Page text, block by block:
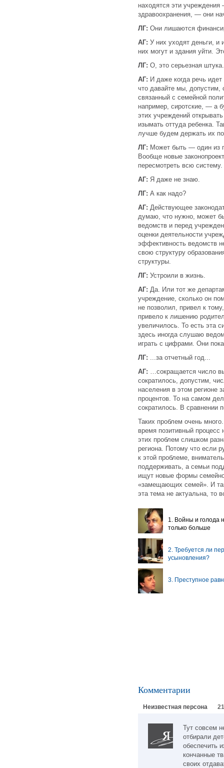
находятся эти
здравоохранения, — они
ЛГ: Они лишаются
АГ: У них уходят деньги, и
них могут и здания уйти.
ЛГ: О, это серьезная штука.
АГ: И даже когда речь
что давайте мы, допустим,
связанный с семейной
например, сиротские, — а
этих учреждений
изымать оттуда ребенка.
лучше будем держать их
ЛГ: Может быть — один из
Вообще новые
пересмотреть всю
АГ: Я даже не знаю.
ЛГ: А как надо?
АГ: Действующее
думаю, что нужно, может
ведомств и перед
оценки деятельности
эффективность ведомств
свою структуру
структуры.
ЛГ: Устроили в жизнь.
АГ: Да. Или тот же
учреждение, сколько он
не позволил, привел к
привело к лишению
увеличилось. То есть эта
здесь иногда слушаю
играть с цифрами. Они
ЛГ: ...за отчетный год...
АГ: …сокращается число
сократилось, допустим,
населения в этом регионе
процентов. То на самом
сократилось. В сравнении
Таких проблем очень
время позитивный
этих проблем слишком
региона. Потому что если
к этой проблеме,
поддерживать, а семьи
ищут новые формы
«замещающих семей». И
эта тема не актуальна, то
1. Войны и голода
только больше
2. Требуется ли
усыновления?
3. Преступное
Комментарии
Неизвестная персона
Тут совсем
отбирали
обеспечить
кончанные
своих